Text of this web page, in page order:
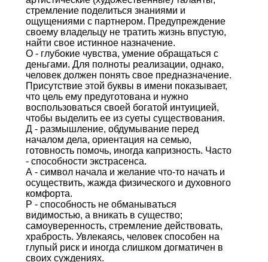
стремление поделиться знаниями и
ощущениями с партнером. Предупреждение
своему владельцу не тратить жизнь впустую,
найти свое истинное назначение.
О - глубокие чувства, умение обращаться с
деньгами. Для полноты реализации, однако,
человек должен понять свое предназначение.
Присутствие этой буквы в имени показывает,
что цель ему предуготована и нужно
воспользоваться своей богатой интуицией,
чтобы выделить ее из суеты существования.
Д - размышление, обдумывание перед
началом дела, ориентация на семью,
готовность помочь, иногда капризность. Часто
- способности экстрасенса.
А - символ начала и желание что-то начать и
осуществить, жажда физического и духовного
комфорта.
Р - способность не обманываться
видимостью, а вникать в существо;
самоуверенность, стремление действовать,
храбрость. Увлекаясь, человек способен на
глупый риск и иногда слишком догматичен в
своих суждениях.